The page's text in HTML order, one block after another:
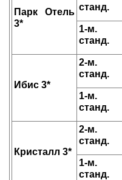
Парк Отель
3*
станд.
1-м.
станд.
Ибис 3*
2-м.
станд.
1-м.
станд.
Кристалл 3*
2-м.
станд.
1-м.
станд.